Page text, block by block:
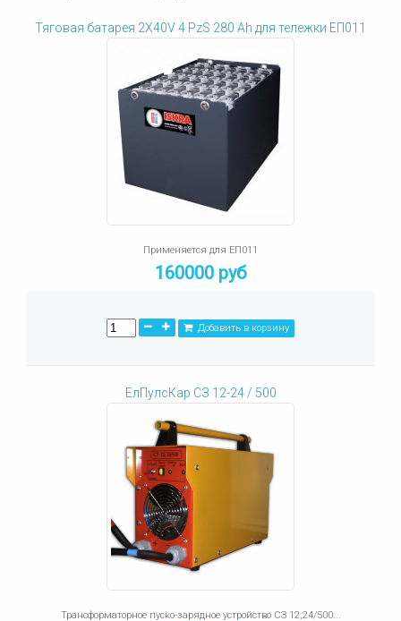
Тяговая батарея 2X40V 4 PzS 280 Ah для тележки ЕП011
Применяется для ЕП011
160000 руб
Добавить в корзину
ЕлПулсКар СЗ 12-24 / 500
Трансформаторное пуско-зарядное устройство СЗ 12;24/500...